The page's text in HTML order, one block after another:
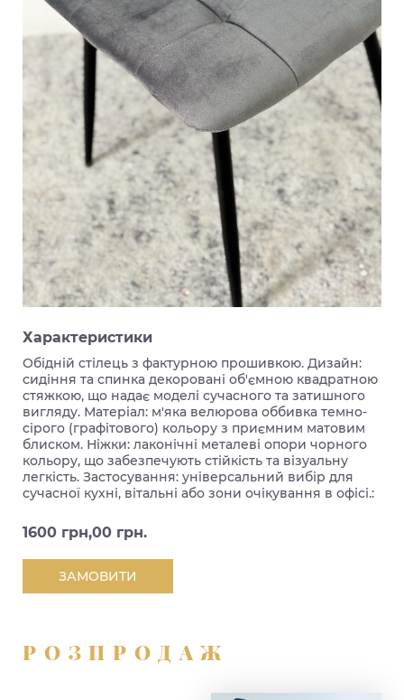
Характеристики
Обідній стілець з фактурною прошивкою. Дизайн:
сидіння та спинка декоровані об'ємною квадратною
стяжкою, що надає моделі сучасного та затишного
вигляду. Матеріал: м'яка велюрова оббивка темно-
сірого (графітового) кольору з приємним матовим
блиском. Ніжки: лаконічні металеві опори чорного
кольору, що забезпечують стійкість та візуальну
легкість. Застосування: універсальний вибір для
сучасної кухні, вітальні або зони очікування в офісі.:
1600 грн,00 грн.
ЗАМОВИТИ
РОЗПРОДАЖ